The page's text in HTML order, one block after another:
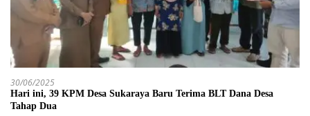
30/06/2025
Hari ini, 39 KPM Desa Sukaraya Baru Terima BLT Dana Desa
Tahap Dua